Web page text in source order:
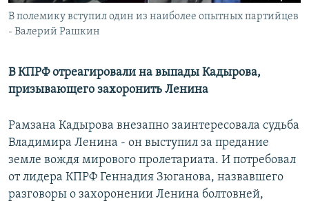
Все сайты РСЕ/РС
В полемику вступил один из наиболее опытных партийцев
- Валерий Рашкин
В КПРФ отреагировали на выпады Кадырова,
призывающего захоронить Ленина
Рамзана Кадырова внезапно заинтересовала судьба
Владимира Ленина - он выступил за предание
земле вождя мирового пролетариата. И потребовал
от лидера КПРФ Геннадия Зюганова, назвавшего
разговоры о захоронении Ленина болтовней,